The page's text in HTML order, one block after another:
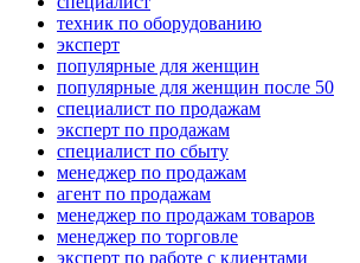
техник по оборудованию
эксперт
популярные для женщин
популярные для женщин после 50
специалист по продажам
эксперт по продажам
специалист по сбыту
менеджер по продажам
агент по продажам
менеджер по продажам товаров
менеджер по торговле
эксперт по работе с клиентами